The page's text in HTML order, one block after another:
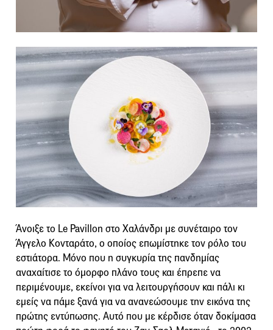
Άνοιξε το Le Pavillon στο Χαλάνδρι με συνέταιρο τον
Άγγελο Κονταράτο, ο οποίος επωμίστηκε τον ρόλο του
εστιάτορα. Μόνο που η συγκυρία της πανδημίας
αναχαίτισε το όμορφο πλάνο τους και έπρεπε να
περιμένουμε, εκείνοι για να λειτουργήσουν και πάλι κι
εμείς να πάμε ξανά για να ανανεώσουμε την εικόνα της
πρώτης εντύπωσης. Αυτό που με κέρδισε όταν δοκίμασα